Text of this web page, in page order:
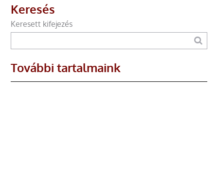
Keresés
Keresett kifejezés
További tartalmaink